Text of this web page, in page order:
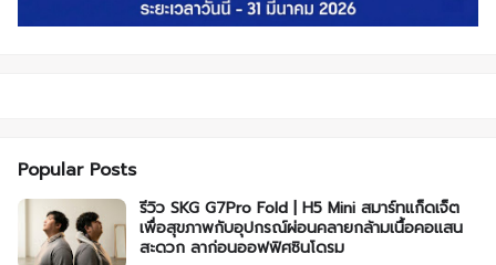
Popular Posts
รีวิว SKG G7Pro Fold | H5 Mini สมาร์ทแก็ดเจ็ต
เพื่อสุขภาพกับอุปกรณ์ผ่อนคลายกล้ามเนื้อคอแสน
สะดวก ลาก่อนออฟฟิศซินโดรม